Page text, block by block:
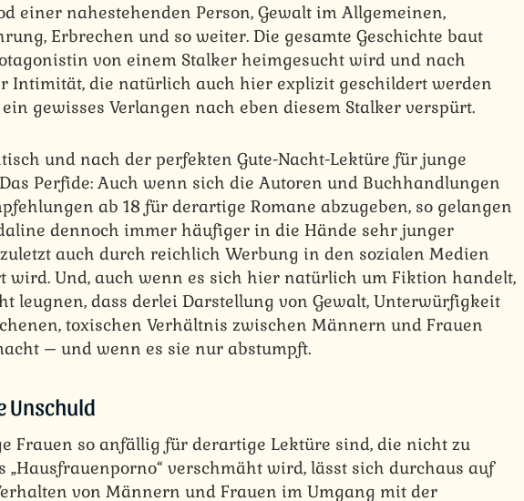
einer nahestehenden Person, Gewalt im Allgemeinen,
Erbrechen und so weiter. Die gesamte Geschichte baut
von einem Stalker heimgesucht wird und nach
Intimität, die natürlich auch hier explizit geschildert werden
gewisses Verlangen nach eben diesem Stalker verspürt.
und nach der perfekten Gute-Nacht-Lektüre für junge
Perfide: Auch wenn sich die Autoren und Buchhandlungen
ab 18 für derartige Romane abzugeben, so gelangen
dennoch immer häufiger in die Hände sehr junger
auch durch reichlich Werbung in den sozialen Medien
wird. Und, auch wenn es sich hier natürlich um Fiktion handelt,
leugnen, dass derlei Darstellung von Gewalt, Unterwürfigkeit
toxischen Verhältnis zwischen Männern und Frauen
– und wenn es sie nur abstumpft.
Unschuld
Frauen so anfällig für derartige Lektüre sind, die nicht zu
„Hausfrauenporno“ verschmäht wird, lässt sich durchaus auf
von Männern und Frauen im Umgang mit der